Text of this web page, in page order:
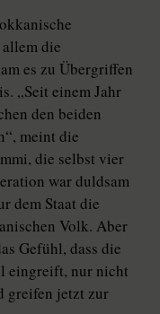
die
es zu Übergriffen
„Seit einem Jahr
den beiden
meint die
die selbst vier
war duldsam
dem Staat die
Volk. Aber
Gefühl, dass die
eingreift, nur nicht
greifen jetzt zur